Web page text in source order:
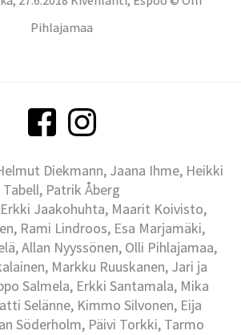
Pihlajamaa
Diekmann, Jaana Ihme, Heikki
Tabell, Patrik Åberg
Jaakohuhta, Maarit Koivisto,
Rami Lindroos, Esa Marjamäki,
Allan Nyyssönen, Olli Pihlajamaa,
Markku Ruuskanen, Jari ja
Salmela, Erkki Santamala, Mika
Selänne, Kimmo Silvonen, Eija
Söderholm, Päivi Torkki, Tarmo